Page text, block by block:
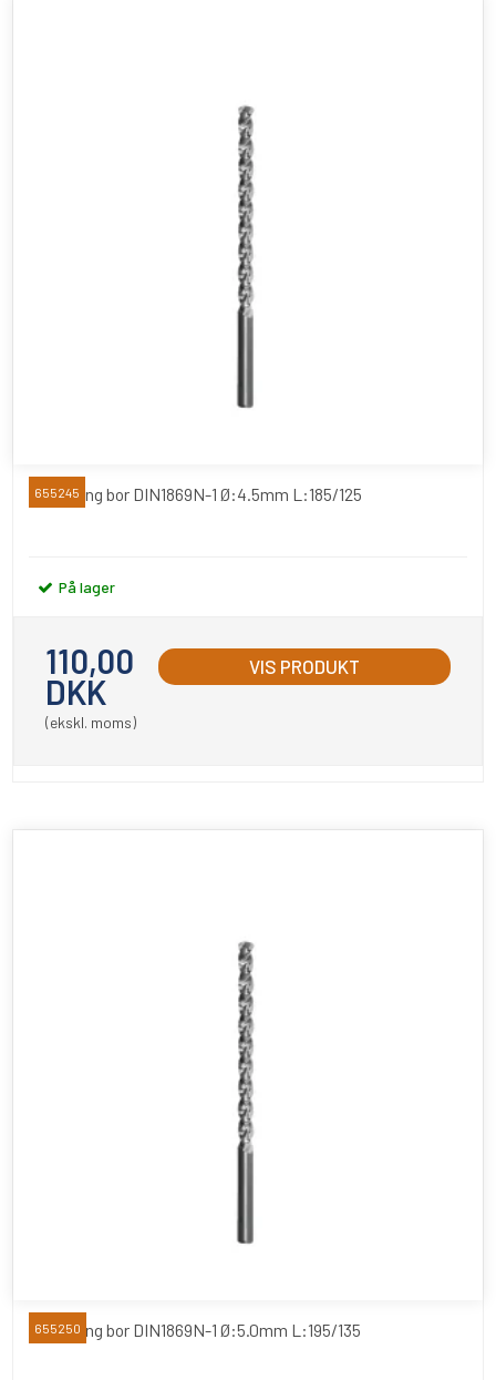
Extra lang bor DIN1869N-1 Ø:4.5mm L:185/125
655245
På lager
110,00
DKK
(ekskl. moms)
VIS PRODUKT
Extra lang bor DIN1869N-1 Ø:5.0mm L:195/135
655250